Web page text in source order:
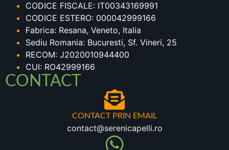
CODICE FISCALE: IT00343169991
CODICE ESTERO: 000042999166
Fabrica: Resana, Veneto, Italia
Sediu Romania: Bucuresti, Sf. Vineri, 25
RECOM: J2020010944400
CUI: RO42999166
CONTACT
CONTACT PRIN EMAIL
contact@serenicapelli.ro